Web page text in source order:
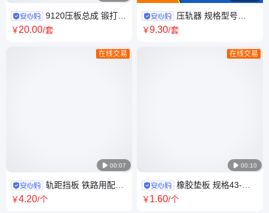
9120压板总成 锻打
铁路配件定制 伟基铁路器材制
￥20.00/套
 00:07
在线交易
轨距挡板 铁路用配件
材质Q235 伟基销售 按需定制
￥4.20/个
压轨器 规格型号
TG38 43 焊接钢轨用 伟基铁路
￥9.30/套
 00:10
在线交易
橡胶垫板 规格43-
7/43-10 长方形状 减振适用 伟
￥1.60/个